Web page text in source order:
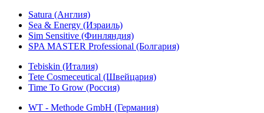
Satura (Англия)
Sea & Energy (Израиль)
Sim Sensitive (Финляндия)
SPA MASTER Professional (Болгария)
Tebiskin (Италия)
Tete Cosmeceutical (Швейцария)
Time To Grow (Россия)
WT - Methode GmbH (Германия)